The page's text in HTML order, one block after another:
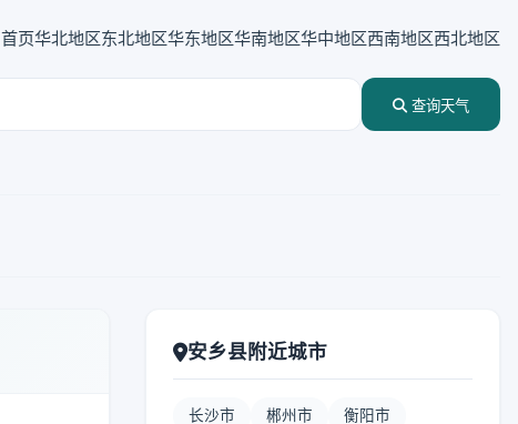
首页华北地区东北地区华东地区华南地区华中地区西南地区西北地区
查询天气
安乡县附近城市
长沙市 郴州市 衡阳市